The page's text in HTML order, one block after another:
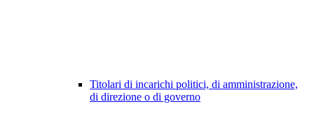
Titolari di incarichi politici, di amministrazione,
di direzione o di governo